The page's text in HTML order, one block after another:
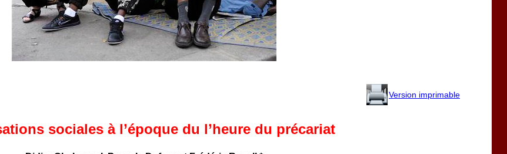
Version imprimable
sociales à l’époque du l’heure du précariat